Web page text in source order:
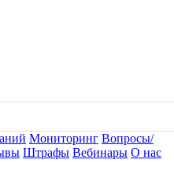
Мониторинг Вопросы/
Штрафы Вебинары О нас